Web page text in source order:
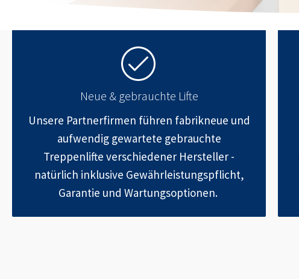
Neue & gebrauchte Lifte
Unsere Partnerfirmen führen fabrikneue und
aufwendig gewartete gebrauchte
Treppenlifte verschiedener Hersteller -
natürlich inklusive Gewährleistungspflicht,
Garantie und Wartungsoptionen.